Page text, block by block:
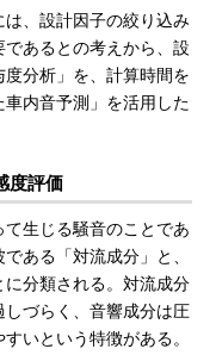
、設計因子の絞り込み
あるとの考えから、設
分析」を、計算時間を
内音予測」を活用した
度評価
生じる騒音のことであ
ある「対流成分」と、
分類される。対流成分
づらく、音響成分は圧
いという特徴がある。